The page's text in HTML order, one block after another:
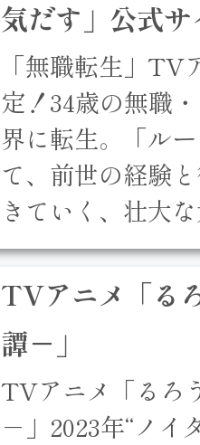
気だす」公式サ
「無職転生」TV
定！34歳の無職
界に転生。「ル
て、前世の経験
きていく、壮大
TVアニメ「る
譚－」
TVアニメ「るろ
－」2023年“ノイ